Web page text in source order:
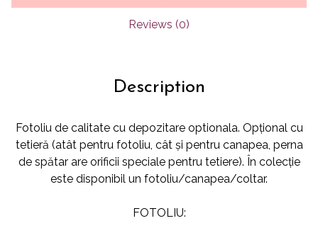
Reviews (0)
Description
Fotoliu de calitate cu depozitare optionala. Opțional cu
tetieră (atât pentru fotoliu, cât și pentru canapea, perna
de spătar are orificii speciale pentru tetiere). În colecție
este disponibil un fotoliu/canapea/coltar.
FOTOLIU: